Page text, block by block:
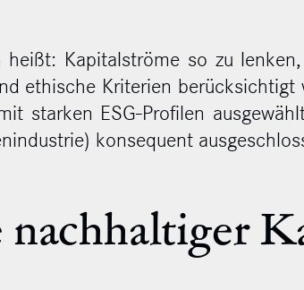
heißt: Kapitalströme so zu
ethische Kriterien berücksichtigt
starken ESG-Profilen
konsequent